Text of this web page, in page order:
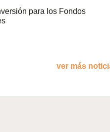
para los Fondos
ver más